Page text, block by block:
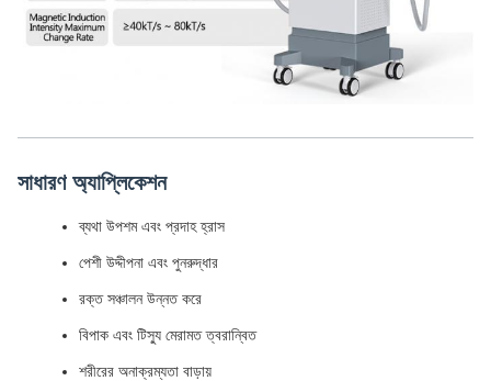
সাধারণ অ্যাপ্লিকেশন
ব্যথা উপশম এবং প্রদাহ হ্রাস
পেশী উদ্দীপনা এবং পুনরুদ্ধার
রক্ত সঞ্চালন উন্নত করে
বিপাক এবং টিস্যু মেরামত ত্বরান্বিত
শরীরের অনাক্রম্যতা বাড়ায়